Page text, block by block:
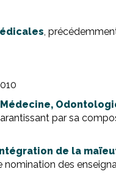
,
par sa
Intégration de la
des